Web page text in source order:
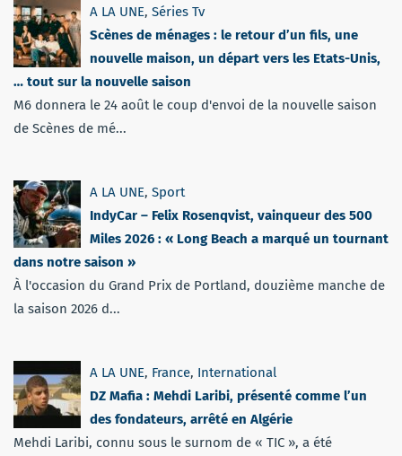
A LA UNE, Séries Tv
Scènes de ménages : le retour d’un fils, une
nouvelle maison, un départ vers les Etats-Unis,
… tout sur la nouvelle saison
M6 donnera le 24 août le coup d'envoi de la nouvelle saison
de Scènes de mé...
A LA UNE, Sport
IndyCar – Felix Rosenqvist, vainqueur des 500
Miles 2026 : « Long Beach a marqué un tournant
dans notre saison »
À l'occasion du Grand Prix de Portland, douzième manche de
la saison 2026 d...
A LA UNE, France, International
DZ Mafia : Mehdi Laribi, présenté comme l’un
des fondateurs, arrêté en Algérie
Mehdi Laribi, connu sous le surnom de « TIC », a été